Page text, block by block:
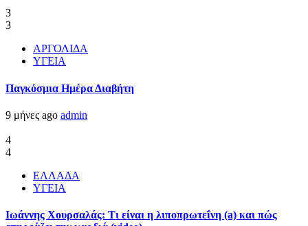
3
3
ΑΡΓΟΛΙΔΑ
ΥΓΕΙΑ
Παγκόσμια Ημέρα Διαβήτη
9 μήνες ago admin
4
4
ΕΛΛΑΔΑ
ΥΓΕΙΑ
Ιωάννης Χουρσαλάς: Τι είναι η λιποπρωτεΐνη (a) και πώς